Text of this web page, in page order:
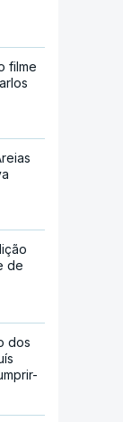
filme
de
dos